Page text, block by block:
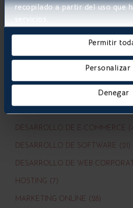
recopilado a partir del uso que
servicios.
Permitir
Personalizar
Denegar
¿Te interesa descubrir cómo
tu empresa?
DESARROLLO DE E-COMMERCE
DESARROLLO DE SOFTWARE (21)
DESARROLLO DE WEB
HOSTING (7)
MARKETING ONLINE (28)